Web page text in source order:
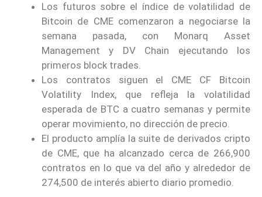
Los futuros sobre el índice de volatilidad de
Bitcoin de CME comenzaron a negociarse la
semana pasada, con Monarq Asset
Management y DV Chain ejecutando los
primeros block trades.
Los contratos siguen el CME CF Bitcoin
Volatility Index, que refleja la volatilidad
esperada de BTC a cuatro semanas y permite
operar movimiento, no dirección de precio.
El producto amplía la suite de derivados cripto
de CME, que ha alcanzado cerca de 266,900
contratos en lo que va del año y alrededor de
274,500 de interés abierto diario promedio.